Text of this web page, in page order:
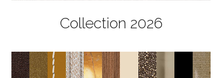
Collection 2026